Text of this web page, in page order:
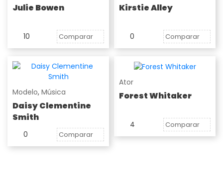
Julie Bowen
10 Comparar
Kirstie Alley
0 Comparar
Modelo, Música
Daisy Clementine
Smith
0 Comparar
Ator
Forest Whitaker
4 Comparar